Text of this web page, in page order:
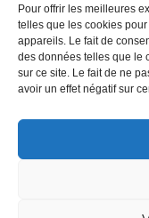
Pour offrir les meilleures
telles que les cookies
appareils. Le fait de
des données telles que le
sur ce site. Le fait de ne
avoir un effet négatif sur